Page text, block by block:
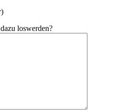
loswerden?